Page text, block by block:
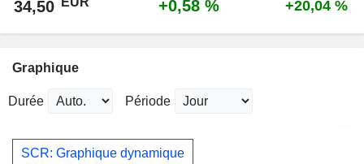
34,50 +0,58 % +20,04 %
Graphique
Durée Période
SCR: Graphique dynamique